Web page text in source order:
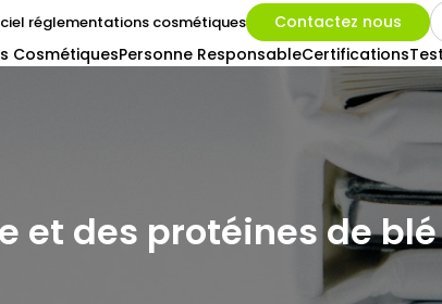
réglementations cosmétiques Contactez nous
CosmétiquesPersonne ResponsableCertifications
et des protéines de